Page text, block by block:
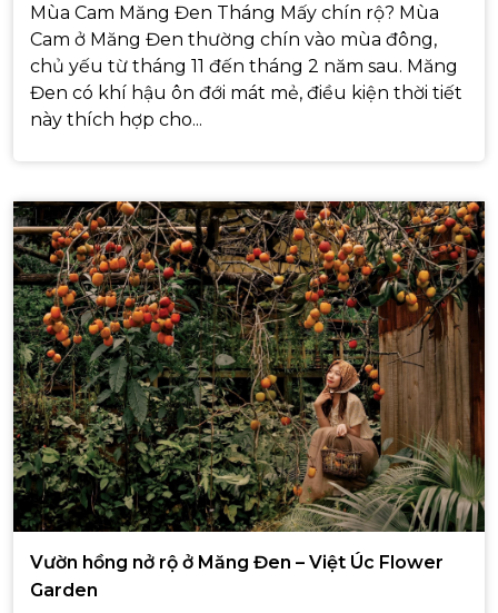
Mùa Cam Măng Đen Tháng Mấy chín rộ? Mùa
Cam ở Măng Đen thường chín vào mùa đông,
chủ yếu từ tháng 11 đến tháng 2 năm sau. Măng
Đen có khí hậu ôn đới mát mẻ, điều kiện thời tiết
này thích hợp cho...
Vườn hồng nở rộ ở Măng Đen – Việt Úc Flower
Garden